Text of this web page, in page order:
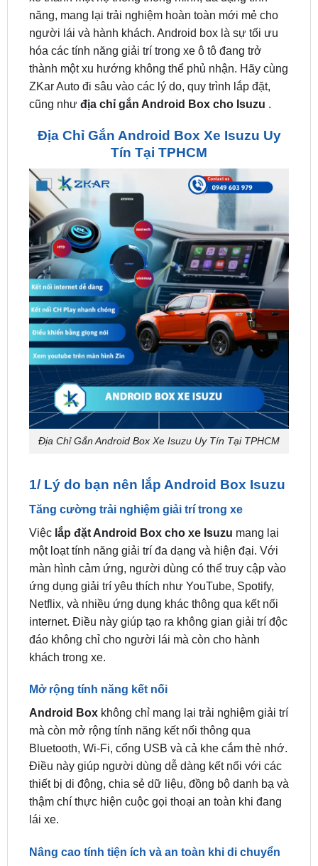
hóa các tính năng giải trí trong xe ô tô đang trở
thành một xu hướng không thể phủ nhận. Hãy cùng
ZKar Auto đi sâu vào các lý do, quy trình lắp đặt,
cũng nhưđịa chỉ gắn Android Box cho Isuzu.
Địa Chỉ Gắn Android Box Xe Isuzu Uy
Địa Chỉ Gắn Android Box Xe Isuzu Uy Tín Tại TPHCM
1/ Lý do bạn nên lắp Android Box Isuzu
Việclắp đặt Android Box cho xe Isuzu
một loạt tính năng giải trí đa dạng và hiện đại. Với
màn hình cảm ứng, người dùng có thể truy cập vào
ứng dụng giải trí yêu thích như YouTube, Spotify,
Netflix, và nhiều ứng dụng khác thông qua kết nối
internet. Điều này giúp tạo ra không gian giải trí độc
đáo không chỉ cho người lái mà còn cho hành
khách trong xe.
Mở rộng tính năng kết nối
mà còn mở rộng tính năng kết nối thông qua
Bluetooth, Wi-Fi, cổng USB và cả khe cắm thẻ nhớ.
Điều này giúp người dùng dễ dàng kết nối với các
thiết bị di động, chia sẻ dữ liệu, đồng bộ danh bạ và
thậm chí thực hiện cuộc gọi thoại an toàn khi đang
lái xe.
Nâng cao tính tiện ích và an toàn khi di chuyển
nâng cao tính tiện ích và an toàn khi di chuyển.